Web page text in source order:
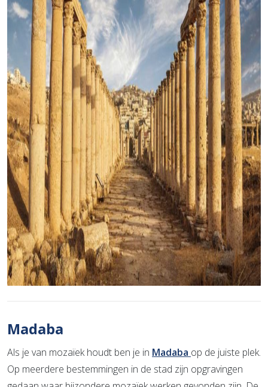
Madaba
Als je van mozaïek houdt ben je in Madaba op de juiste plek.
Op meerdere bestemmingen in de stad zijn opgravingen